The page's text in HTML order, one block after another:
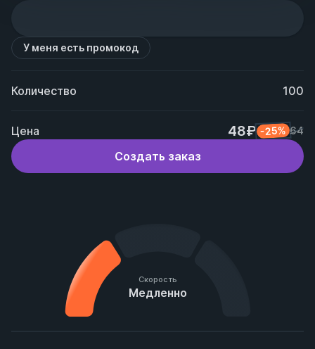
У меня есть промокод
Количество 100
Цена 48₽ -25% 64
Создать заказ
Скорость
Медленно